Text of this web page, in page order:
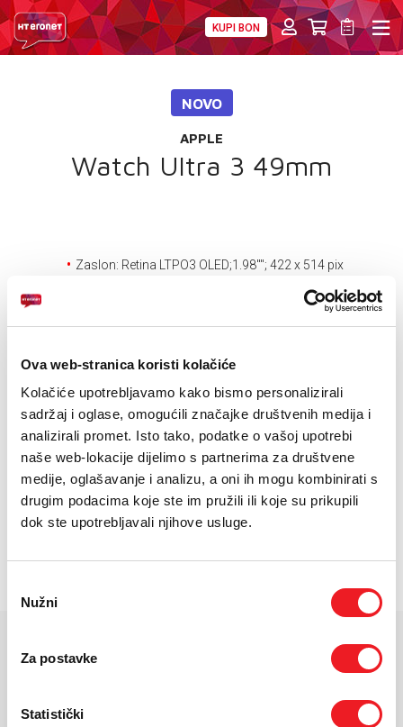
Ova web-stranica koristi kolačiće
Kolačiće upotrebljavamo kako bismo personalizirali
sadržaj i oglase, omogućili značajke društvenih medija i
analizirali promet. Isto tako, podatke o vašoj upotrebi
naše web-lokacije dijelimo s partnerima za društvene
medije, oglašavanje i analizu, a oni ih mogu kombinirati s
drugim podacima koje ste im pružili ili koje su prikupili
dok ste upotrebljavali njihove usluge.
pristanka
Nužni
Za postavke
Statistički
KUPI BON
MOBILNA
AKCIJE
MOJ PROFIL
E-RAČUN
PODRŠKA
TELEFONSKI IMENIK
NOVO
APPLE
Watch Ultra 3 49mm
Zaslon: Retina LTPO3 OLED;1.98''''; 422 x 514 pix
Baterija: do 42 sata normalnog korištenja
Apple Watch Ultra 3
[ NA RATE ILI ODJEDNOM ]
356,30 KM 69,90
TARIFA
SMART Total
[ PROMJENITE TARIFU ]
JEDNOKRATNO MJESEČNO
36 KM
POŠALJITE UPIT
Gdje mogu kupiti?/Imate pitanja?
KARAKTERISTIKE
Veličina ekrana: